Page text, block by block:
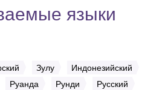
языки
Зулу
Индонезийский
Руанда Рунди
Русский